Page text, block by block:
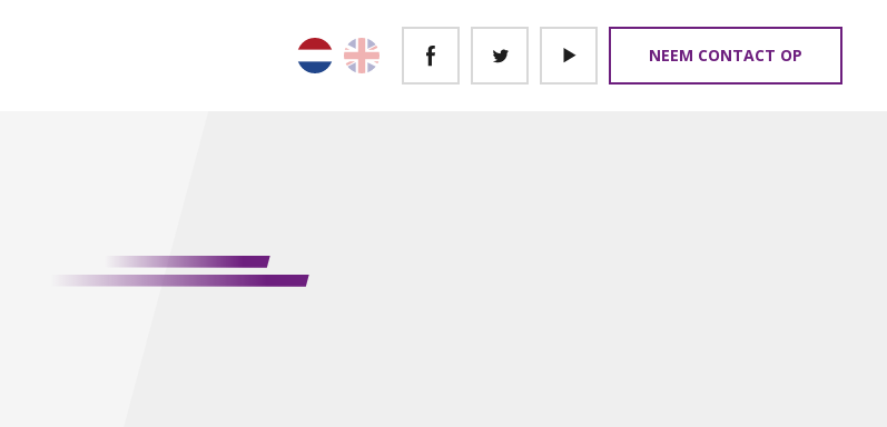
NEEM CONTACT OP